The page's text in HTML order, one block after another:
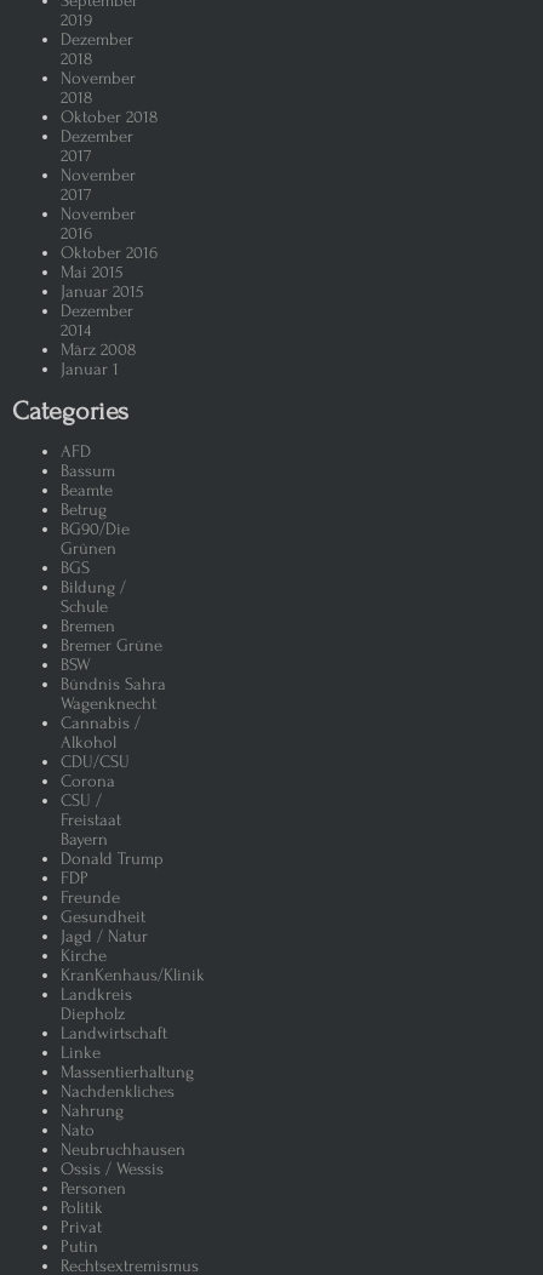
2019
Dezember
2018
November
2018
Oktober 2018
Dezember
2017
November
2017
November
2016
Oktober 2016
Mai 2015
Januar 2015
Dezember
2014
März 2008
Januar 1
Categories
AFD
Bassum
Beamte
Betrug
BG90/Die
Grünen
BGS
Bildung /
Schule
Bremen
Bremer Grüne
BSW
Bündnis Sahra
Wagenknecht
Cannabis /
Alkohol
CDU/CSU
Corona
CSU /
Freistaat
Bayern
Donald Trump
FDP
Freunde
Gesundheit
Jagd / Natur
Kirche
KranKenhaus/Klinik
Landkreis
Diepholz
Landwirtschaft
Linke
Massentierhaltung
Nachdenkliches
Nahrung
Nato
Neubruchhausen
Ossis / Wessis
Personen
Politik
Privat
Putin
Rechtsextremismus